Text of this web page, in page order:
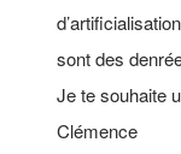
sont des
Je te souhaite
Clémence